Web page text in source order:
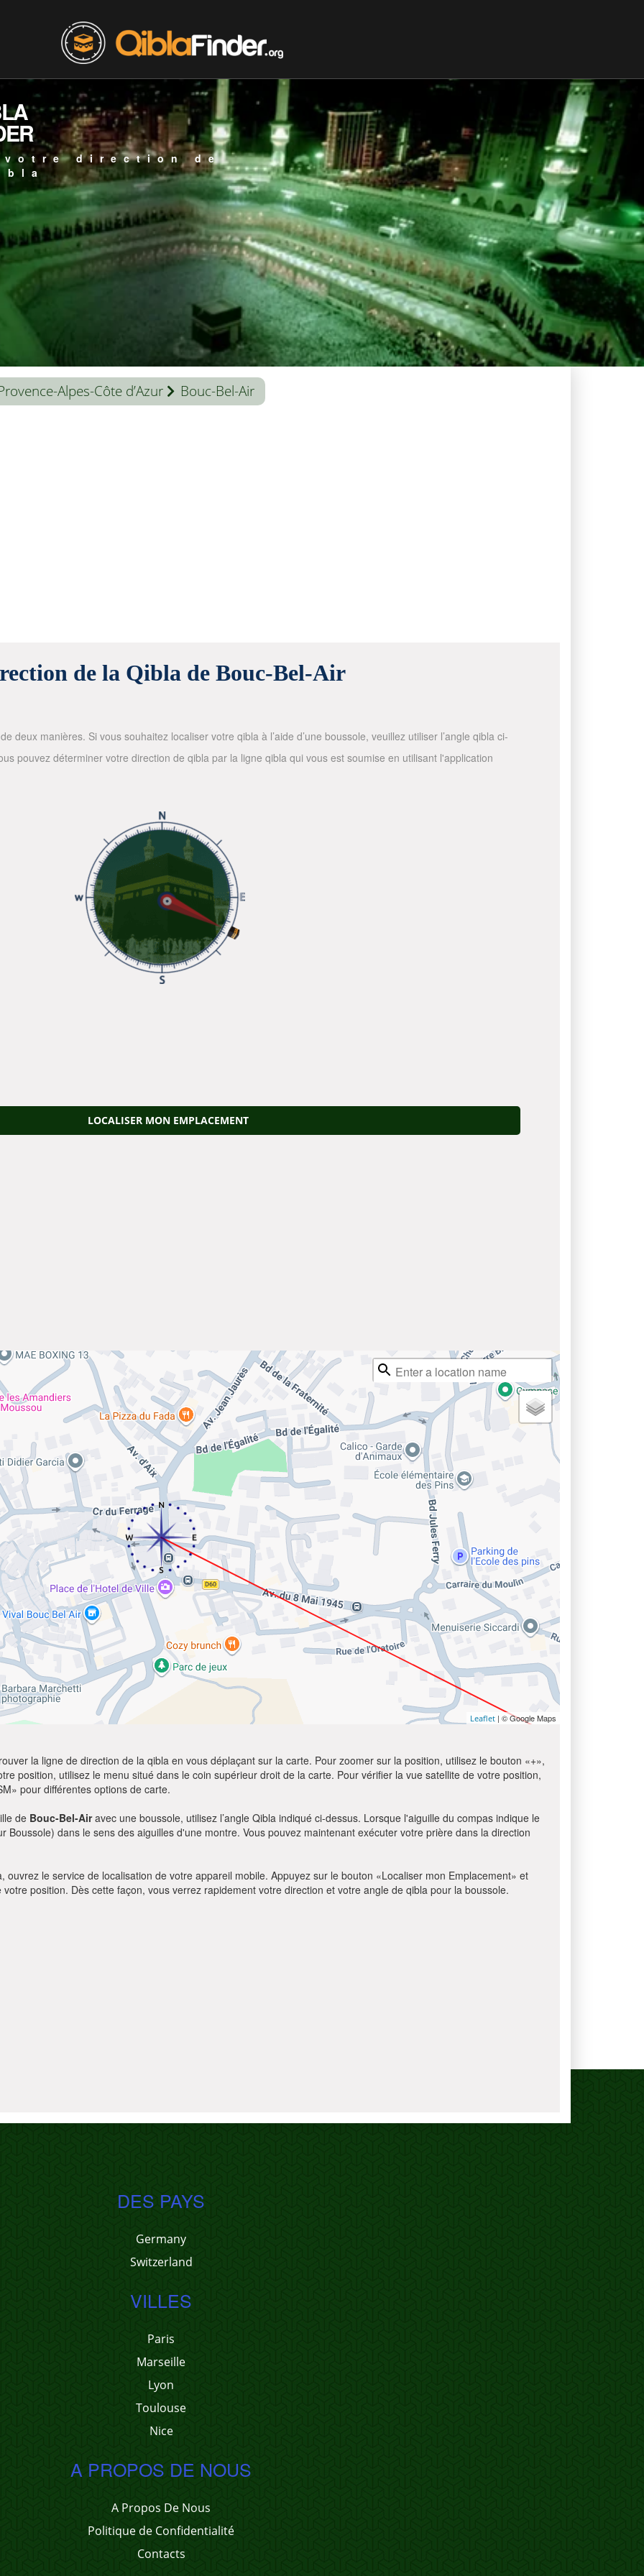
votre direction de
Alpes-Côte d’Azur Bouc-Bel-Air
de la Qibla de Bouc-Bel-Air
deux manières. Si vous souhaitez localiser votre qibla à l’aide d’une boussole, veuillez utiliser l’angle qibla ci-
pouvez déterminer votre direction de qibla par la ligne qibla qui vous est soumise en utilisant l'application
LOCALISER MON EMPLACEMENT
Leaflet | © Google Maps
la ligne de direction de la qibla en vous déplaçant sur la carte. Pour zoomer sur la position, utilisez le bouton «+»,
position, utilisez le menu situé dans le coin supérieur droit de la carte. Pour vérifier la vue satellite de votre position,
pour différentes options de carte.
de Bouc-Bel-Airavec une boussole, utilisez l’angle Qibla indiqué ci-dessus. Lorsque l'aiguille du compas indique le
Boussole) dans le sens des aiguilles d'une montre. Vous pouvez maintenant exécuter votre prière dans la direction
le service de localisation de votre appareil mobile. Appuyez sur le bouton «Localiser mon Emplacement» et
position. Dès cette façon, vous verrez rapidement votre direction et votre angle de qibla pour la boussole.
DES PAYS
Germany
Switzerland
VILLES
Paris
Marseille
Lyon
Toulouse
Nice
A PROPOS DE NOUS
A Propos De Nous
Politique de Confidentialité
Contacts